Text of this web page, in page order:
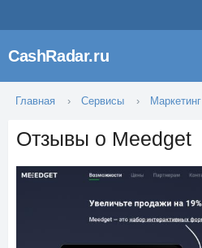
CashRadar.ru
Главная Сервисы Маркетинг
Отзывы о Meedget